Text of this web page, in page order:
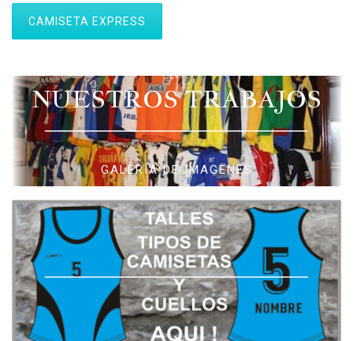
CAMISETA EXPRESS
NUESTROS TRABAJOS
GALERIA DE IMAGENES